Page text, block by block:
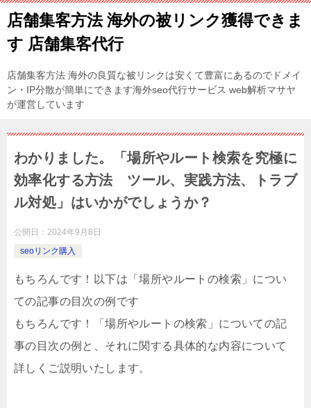
店舗集客方法 海外の被リンク獲得できま
す 店舗集客代行
店舗集客方法 海外の良質な被リンクは安くて豊富にあるのでドメイ
ン・IP分散が簡単にできます海外seo代行サービス web解析マサヤ
が運営しています
わかりました。「場所やルート検索を究極に
効率化する方法 ツール、実践方法、トラブ
ル対処」はいかがでしょうか？
公開日： 2024年9月8日
seoリンク購入
もちろんです！以下は「場所やルートの検索」につい
ての記事の目次の例です
もちろんです！「場所やルートの検索」についての記
事の目次の例と、それに関する具体的な内容について
詳しくご説明いたします。